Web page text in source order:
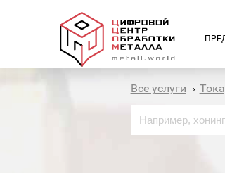
Все услуги ›